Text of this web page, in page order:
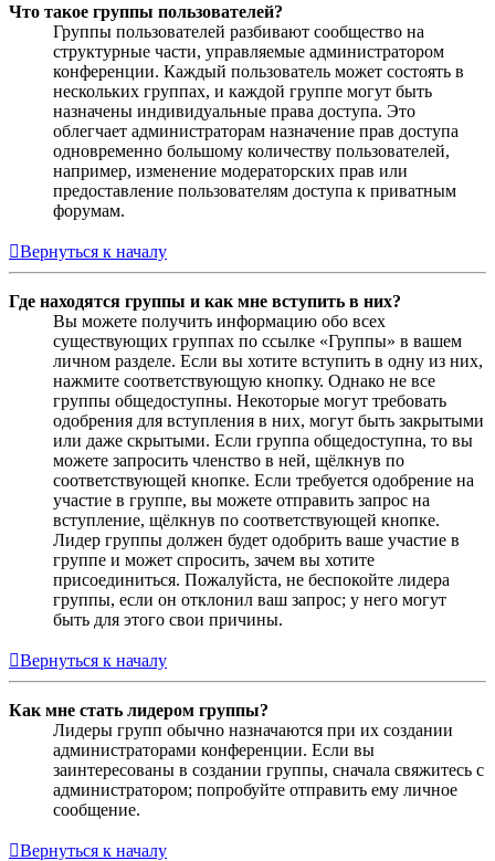
Что такое группы пользователей?
Группы пользователей разбивают сообщество на
структурные части, управляемые администратором
конференции. Каждый пользователь может состоять в
нескольких группах, и каждой группе могут быть
назначены индивидуальные права доступа. Это
облегчает администраторам назначение прав доступа
одновременно большому количеству пользователей,
например, изменение модераторских прав или
предоставление пользователям доступа к приватным
форумам.
Вернуться к началу
Где находятся группы и как мне вступить в них?
Вы можете получить информацию обо всех
существующих группах по ссылке «Группы» в вашем
личном разделе. Если вы хотите вступить в одну из них,
нажмите соответствующую кнопку. Однако не все
группы общедоступны. Некоторые могут требовать
одобрения для вступления в них, могут быть закрытыми
или даже скрытыми. Если группа общедоступна, то вы
можете запросить членство в ней, щёлкнув по
соответствующей кнопке. Если требуется одобрение на
участие в группе, вы можете отправить запрос на
вступление, щёлкнув по соответствующей кнопке.
Лидер группы должен будет одобрить ваше участие в
группе и может спросить, зачем вы хотите
присоединиться. Пожалуйста, не беспокойте лидера
группы, если он отклонил ваш запрос; у него могут
быть для этого свои причины.
Вернуться к началу
Как мне стать лидером группы?
Лидеры групп обычно назначаются при их создании
администраторами конференции. Если вы
заинтересованы в создании группы, сначала свяжитесь с
администратором; попробуйте отправить ему личное
сообщение.
Вернуться к началу